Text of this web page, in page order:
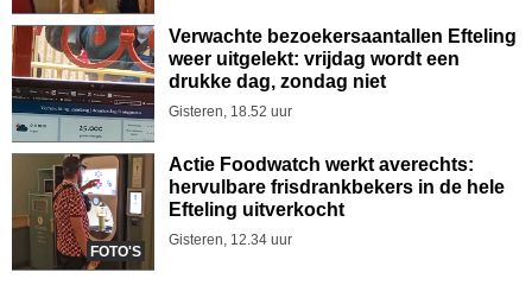
Verwachte bezoekersaantallen Efteling
weer uitgelekt: vrijdag wordt een
drukke dag, zondag niet
Gisteren, 18.52 uur
FOTO'S
Actie Foodwatch werkt averechts:
hervulbare frisdrankbekers in de hele
Efteling uitverkocht
Gisteren, 12.34 uur